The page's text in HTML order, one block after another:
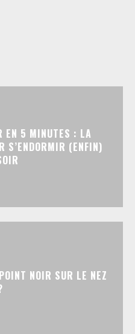
EN 5 MINUTES : LA
S’ENDORMIR (ENFIN)
NOIR SUR LE NEZ